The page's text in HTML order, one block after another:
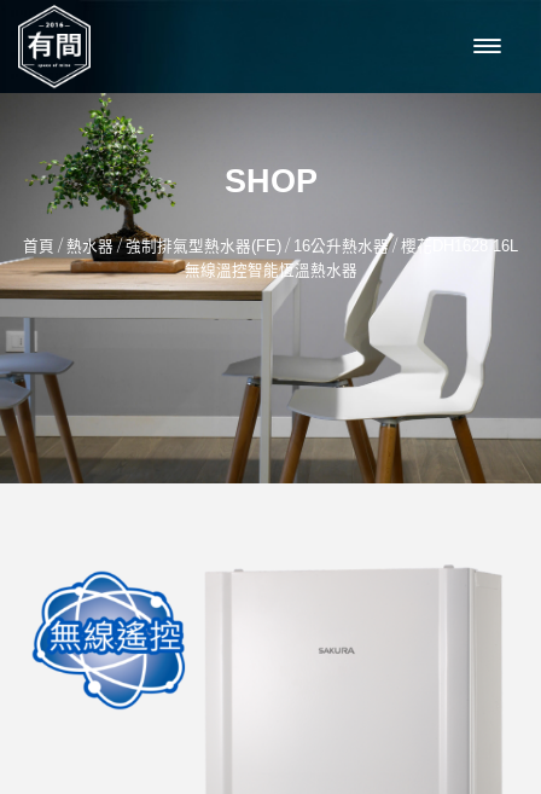
SHOP
首頁 / 熱水器/強制排氣型熱水器(FE) / 16公升熱水器/ 櫻花DH1628 16L
無線溫控智能恆溫熱水器